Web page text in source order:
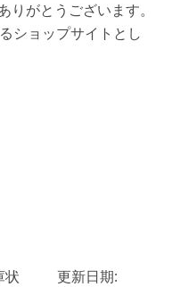
がとうございます。
ショップサイトとし
状
更新日期: